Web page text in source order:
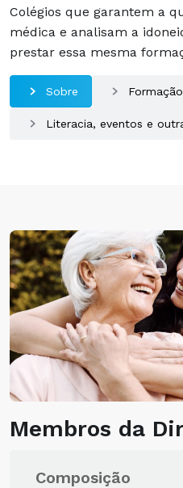
Colégios que garantem a
médica e analisam a
prestar essa mesma
Sobre
Literacia, eventos e
Membros da
Composição